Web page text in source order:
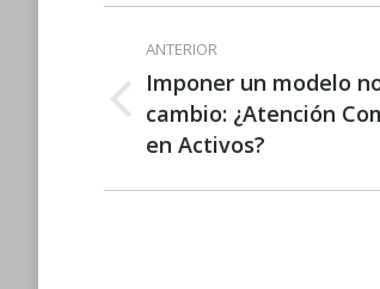
Navegación
entre
ANTERIOR
Publicación
anterior:
Imponer un modelo
cambio: ¿Atención
en Activos?